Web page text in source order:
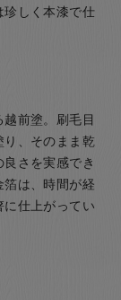
珍しく本漆で仕
前塗。刷毛目
、そのまま乾
さを実感でき
箔は、時間が経
仕上がってい